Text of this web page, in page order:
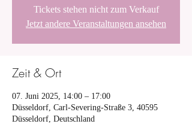
Tickets stehen nicht zum Verkauf
Jetzt andere Veranstaltungen ansehen
Zeit & Ort
07. Juni 2025, 14:00 – 17:00
Düsseldorf, Carl-Severing-Straße 3, 40595
Düsseldorf, Deutschland